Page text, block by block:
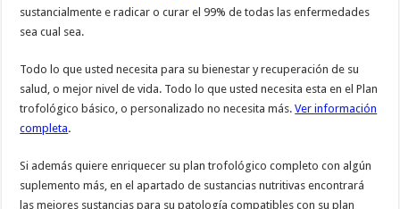
sustancialmente e radicar o curar el 99% de todas las enfermedades
sea cual sea.
Todo lo que usted necesita para su bienestar y recuperación de su
salud, o mejor nivel de vida. Todo lo que usted necesita esta en el Plan
trofológico básico, o personalizado no necesita más.Ver información
completa.
Si además quiere enriquecer su plan trofológico completo con algún
suplemento más, en el apartado de sustancias nutritivas encontrará
las mejores sustancias para su patología compatibles con su plan